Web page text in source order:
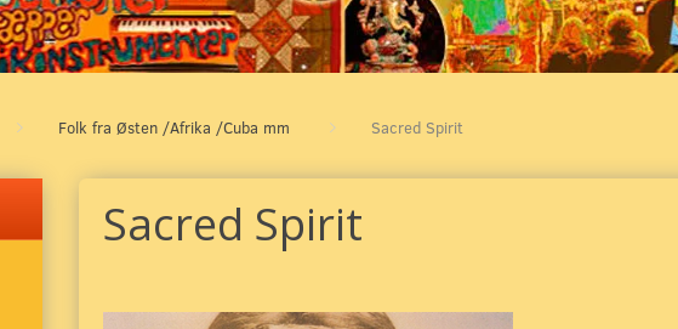
Folk fra Østen /Afrika /Cuba mm Sacred Spirit
Sacred Spirit